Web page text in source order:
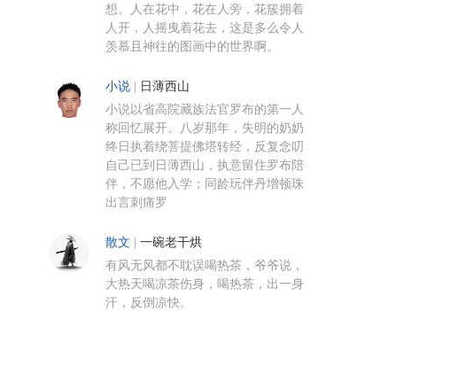
想。人在花中，花在人旁，花簇拥着
人开，人摇曳着花去，这是多么令人
羡慕且神往的图画中的世界啊。
小说 日薄西山
小说以省高院藏族法官罗布的第一人
称回忆展开。八岁那年，失明的奶奶
终日执着绕菩提佛塔转经，反复念叨
自己已到日薄西山，执意留住罗布陪
伴，不愿他入学；同龄玩伴丹增顿珠
出言刺痛罗
散文 一碗老干烘
有风无风都不耽误喝热茶，爷爷说，
大热天喝凉茶伤身，喝热茶，出一身
汗，反倒凉快。